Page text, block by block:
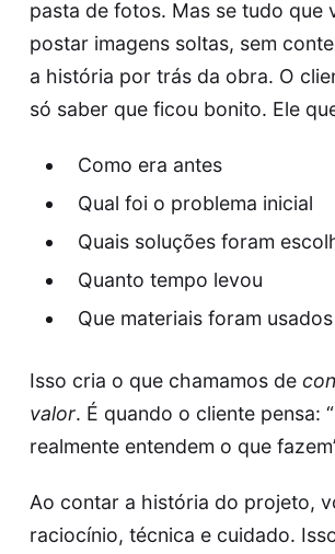
pasta de fotos. Mas se tudo que
postar imagens soltas, sem
a história por trás da obra. O
só saber que ficou bonito. Ele
Como era antes
Qual foi o problema inicial
Quais soluções foram
Quanto tempo levou
Que materiais foram usados
Isso cria o que chamamos de
valor. É quando o cliente pensa:
realmente entendem o que
Ao contar a história do projeto,
raciocínio, técnica e cuidado.